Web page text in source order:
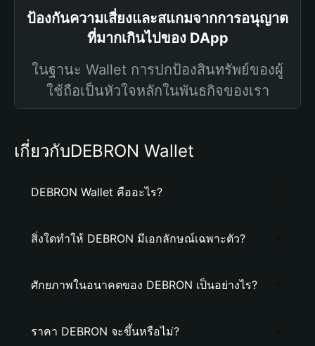
ป้องกันความเสี่ยงและสแกมจากการอนุญาต
ที่มากเกินไปของ DApp
ในฐานะ Wallet การปกป้องสินทรัพย์ของผู้
ใช้ถือเป็นหัวใจหลักในพันธกิจของเรา
เกี่ยวกับDEBRON Wallet
DEBRON Wallet คืออะไร?
สิ่งใดทำให้ DEBRON มีเอกลักษณ์เฉพาะตัว?
ศักยภาพในอนาคตของ DEBRON เป็นอย่างไร?
ราคา DEBRON จะขึ้นหรือไม่?